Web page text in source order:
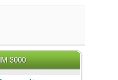
3000